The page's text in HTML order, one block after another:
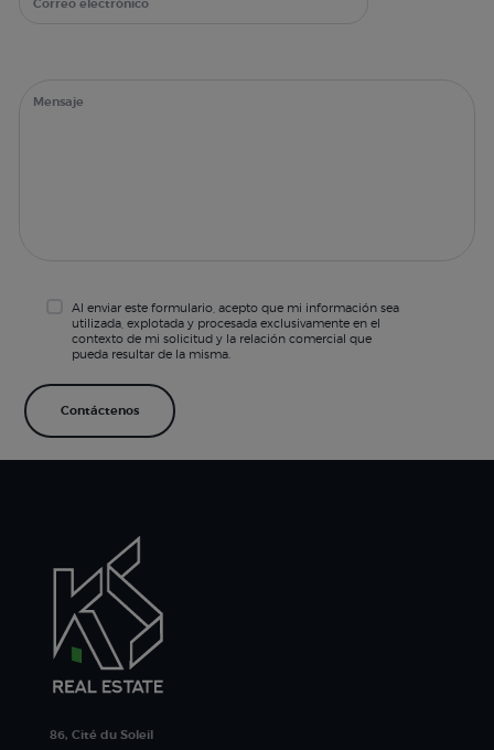
Al enviar este formulario, acepto que mi información sea
utilizada, explotada y procesada exclusivamente en el
contexto de mi solicitud y la relación comercial que
pueda resultar de la misma.
86, Cité du Soleil